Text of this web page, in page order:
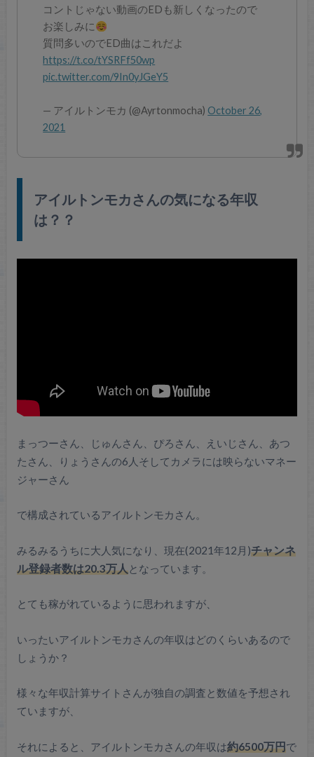
コントじゃない動画のEDも新しくなったので
お楽しみに
質問多いのでED曲はこれだよ
https://t.co/tYSRFf50wp
pic.twitter.com/9In0yJGeY5
— アイルトンモカ (@Ayrtonmocha) October 26,
2021
アイルトンモカさんの気になる年収
は？？
まっつーさん、じゅんさん、ぴろさん、えいじさん、あつ
たさん、りょうさんの6人そしてカメラには映らないマネー
ジャーさん
で構成されているアイルトンモカさん。
みるみるうちに大人気になり、現在(2021年12月)チャンネ
ル登録者数は20.3万人となっています。
とても稼がれているように思われますが、
いったいアイルトンモカさんの年収はどのくらいあるので
しょうか？
様々な年収計算サイトさんが独自の調査と数値を予想され
ていますが、
それによると、アイルトンモカさんの年収は約6500万円で